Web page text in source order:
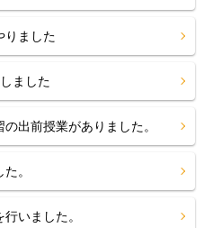
ました
ました
出前授業がありました。
。
いました。